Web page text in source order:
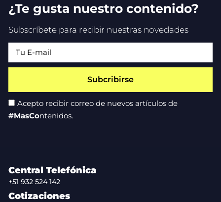
¿Te gusta nuestro contenido?
Subscríbete para recibir nuestras novedades
Acepto recibir correo de nuevos artículos de
#MasContenidos.
Subcribirse
Central Telefónica
+51 932 524 142
Cotizaciones